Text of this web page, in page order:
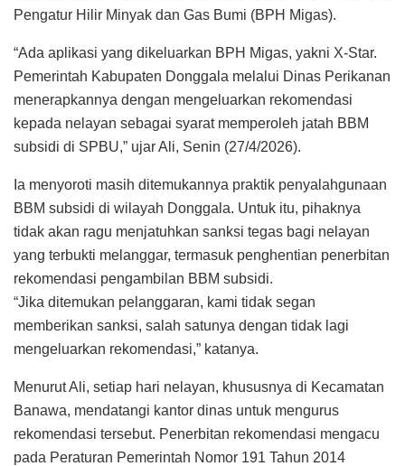
Pengatur Hilir Minyak dan Gas Bumi (BPH Migas).
“Ada aplikasi yang dikeluarkan BPH Migas, yakni X-Star.
Pemerintah Kabupaten Donggala melalui Dinas Perikanan
menerapkannya dengan mengeluarkan rekomendasi
kepada nelayan sebagai syarat memperoleh jatah BBM
subsidi di SPBU,” ujar Ali, Senin (27/4/2026).
Ia menyoroti masih ditemukannya praktik penyalahgunaan
BBM subsidi di wilayah Donggala. Untuk itu, pihaknya
tidak akan ragu menjatuhkan sanksi tegas bagi nelayan
yang terbukti melanggar, termasuk penghentian penerbitan
rekomendasi pengambilan BBM subsidi.
“Jika ditemukan pelanggaran, kami tidak segan
memberikan sanksi, salah satunya dengan tidak lagi
mengeluarkan rekomendasi,” katanya.
Menurut Ali, setiap hari nelayan, khususnya di Kecamatan
Banawa, mendatangi kantor dinas untuk mengurus
rekomendasi tersebut. Penerbitan rekomendasi mengacu
pada Peraturan Pemerintah Nomor 191 Tahun 2014